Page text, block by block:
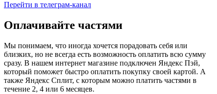
Перейти в телеграм-канал
Оплачивайте частями
Мы понимаем, что иногда хочется порадовать себя или
близких, но не всегда есть возможность оплатить всю сумму
сразу. В нашем интернет магазине подключен Яндекс Пэй,
который поможет быстро оплатить покупку своей картой. А
также Яндекс Сплит, с которым можно платить частями в
течение 2, 4 или 6 месяцев.